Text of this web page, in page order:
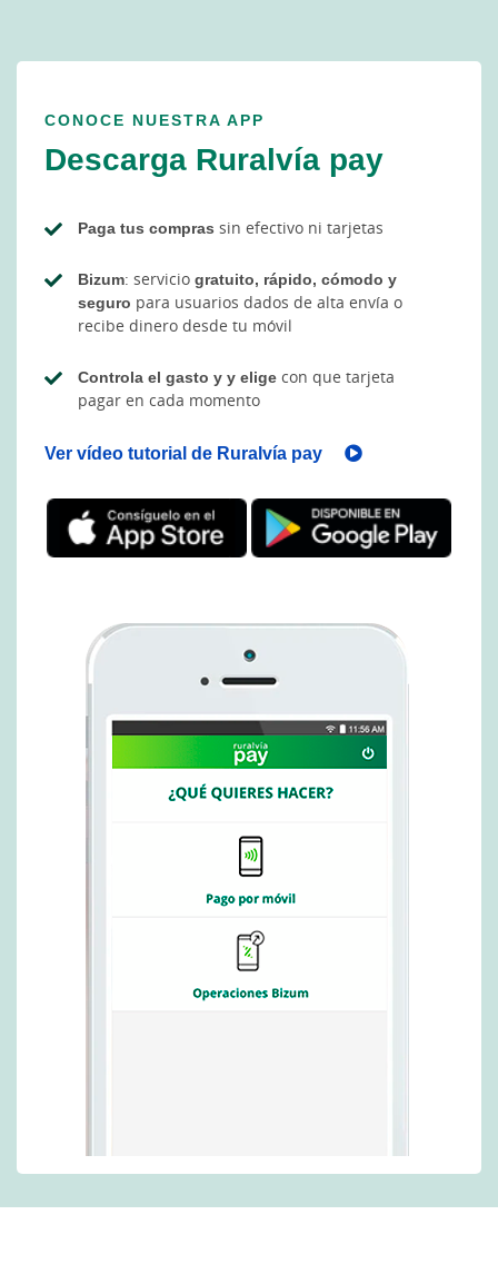
CONOCE NUESTRA APP
Descarga Ruralvía pay
Paga tus compras sin efectivo ni tarjetas
Bizum: servicio gratuito, rápido, cómodo y
seguro para usuarios dados de alta envía o
recibe dinero desde tu móvil
Controla el gasto y y elige con que tarjeta
pagar en cada momento
Ver vídeo tutorial de Ruralvía pay